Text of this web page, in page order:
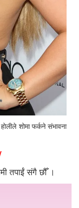
शोमा फर्कने संभावना
तपाईं संगै छौँ ।